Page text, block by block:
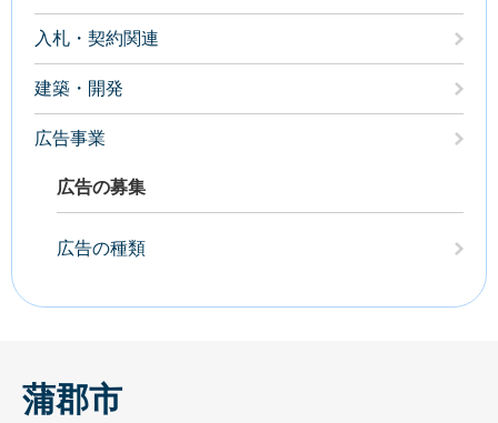
入札・契約関連
建築・開発
広告事業
広告の募集
広告の種類
蒲郡市